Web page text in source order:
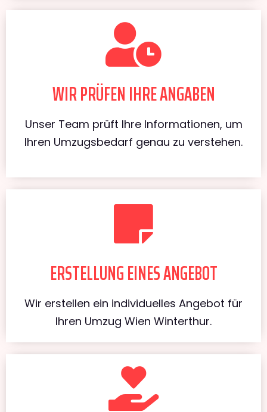
WIR PRÜFEN IHRE ANGABEN
Unser Team prüft Ihre Informationen, um
Ihren Umzugsbedarf genau zu verstehen.
ERSTELLUNG EINES ANGEBOT
Wir erstellen ein individuelles Angebot für
Ihren Umzug Wien Winterthur.